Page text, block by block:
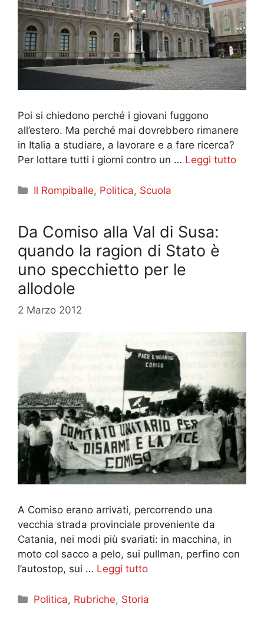
Poi si chiedono perché i giovani fuggono
all’estero. Ma perché mai dovrebbero rimanere
in Italia a studiare, a lavorare e a fare ricerca?
Per lottare tutti i giorni contro un … Leggi tutto
Categorie
Il Rompiballe, Politica, Scuola
Da Comiso alla Val di Susa:
quando la ragion di Stato è
uno specchietto per le
allodole
2 Marzo 2012
A Comiso erano arrivati, percorrendo una
vecchia strada provinciale proveniente da
Catania, nei modi più svariati: in macchina, in
moto col sacco a pelo, sui pullman, perfino con
l’autostop, sui … Leggi tutto
Categorie
Politica, Rubriche, Storia